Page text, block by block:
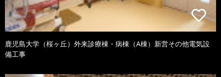
鹿児島大学（桜ヶ丘）外来診療棟・病棟（A棟）新営その他電気設
備工事